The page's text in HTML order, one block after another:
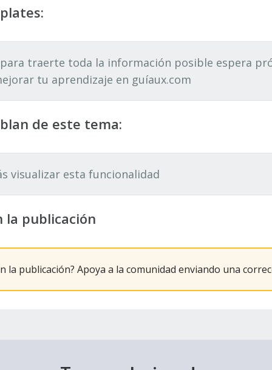
traerte toda la información posible espera
tu aprendizaje en guíaux.com
de este tema:
visualizar esta funcionalidad
la publicación
la publicación? Apoya a la comunidad enviando una